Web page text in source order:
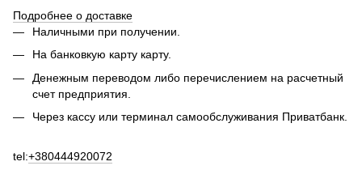
Подробнее о доставке
Наличными при получении.
На банковкую карту карту.
Денежным переводом либо перечислением на расчетный
счет предприятия.
Через кассу или терминал самообслуживания Приватбанк.
tel:+380444920072